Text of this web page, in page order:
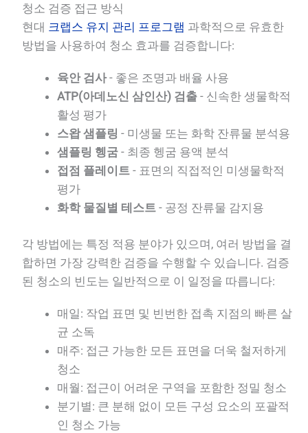
청소 검증 접근 방식
현대 크랩스 유지 관리 프로그램 과학적으로 유효한
방법을 사용하여 청소 효과를 검증합니다:
육안 검사- 좋은 조명과 배율 사용
ATP(아데노신 삼인산) 검출 - 신속한 생물학적
활성 평가
스왑 샘플링 - 미생물 또는 화학 잔류물 분석용
샘플링 헹굼 - 최종 헹굼 용액 분석
접점 플레이트 - 표면의 직접적인 미생물학적
평가
화학 물질별 테스트 - 공정 잔류물 감지용
각 방법에는 특정 적용 분야가 있으며, 여러 방법을 결
합하면 가장 강력한 검증을 수행할 수 있습니다. 검증
된 청소의 빈도는 일반적으로 이 일정을 따릅니다:
매일: 작업 표면 및 빈번한 접촉 지점의 빠른 살
균 소독
매주: 접근 가능한 모든 표면을 더욱 철저하게
청소
매월: 접근이 어려운 구역을 포함한 정밀 청소
분기별: 큰 분해 없이 모든 구성 요소의 포괄적
인 청소 가능